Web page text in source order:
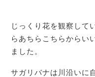
じっくり花を観察して
らあちらこちらからい
ました。
サガリバナは川沿いに